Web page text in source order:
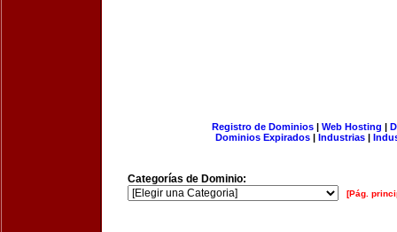
Registro de Dominios| Web Hosting |
Dominios Expirados | Industrias |
Categorías de Dominio:
[Pág.